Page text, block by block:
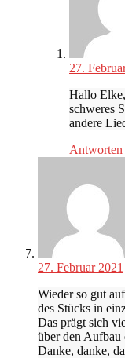
27.
Hallo
schweres
andere
Antworten
27. Februar 2021
Wieder so gut
des Stücks in
Das prägt sich
über den Aufbau
Danke, danke,